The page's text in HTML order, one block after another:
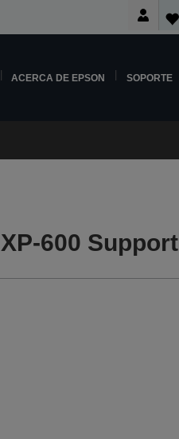
ACERCA DE EPSON SOPORTE
600 Support